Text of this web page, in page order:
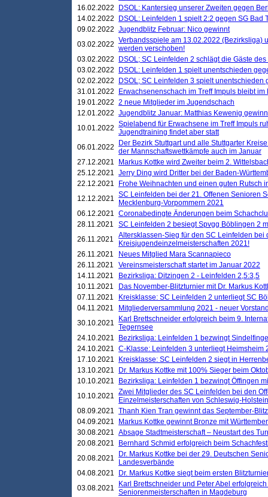
16.02.2022
DSOL: Kantersieg unserer Zweiten gegen
14.02.2022
DSOL: Leinfelden 1 spielt 2:2 gegen SG Bad
09.02.2022 Jugendblitz Februar: Nico gewinnt
03.02.2022 Verbandsspiele am 13.02.2022 (Bezirksliga)
werden verschoben!
03.02.2022
DSOL; SC Leinfelden 2 schlägt die Gäste
03.02.2022
DSOL: Leinfelden 1 spielt unentschieden
02.02.2022
DSOL; SC Leinfelden 3 spielt unentschieden
31.01.2022
Erwachsenenschach im Treff Impuls bleibt
19.01.2022 2 neue Mitglieder im Jugendschach
12.01.2022 Jugendblitz Januar: Matthias Kewenig
10.01.2022 Spielabend für Erwachsene im Treff Impuls
Jugendtraining findet aber statt
06.01.2022
Der Bezirk Stuttgart und alle Stuttgarter
der Mannschaftswettkämpfe auch im Januar
27.12.2021
Markus Kottke wird Zweiter beim 2.
25.12.2021 Jerry Ding wird Dritter bei der Baden-
22.12.2021
Frohe Weihnachten und einen guten Rutsch
12.12.2021 SC Leinfelden bei der 21. Offenen Senioren
Mecklenburg-Vorpommern 2021
06.12.2021 Coronabedingte Änderungen beim
28.11.2021
SC Leinfelden 2 besiegt Spvgg Böblingen 2
26.11.2021
Altersklassen-Sieg für den SC Leinfelden bei
Kreisjugendeinzelmeisterschaften 2021!
26.11.2021
Neues Mitglied Mara Scannapieco
26.11.2021
Vereinsmeisterschaft startet im Januar 2022
14.11.2021
Bezirksliga: Ditzingen 2 - Leinfelden 2,5:3,5
10.11.2021
Das November-Blitzturnier mit Dr. Markus
07.11.2021
Kreisklasse: SC Leinfelden 2 unterliegt SC
04.11.2021
Mitgliederversammlung 2021 - neuer
30.10.2021
Karl Brettschneider erfolgreich beim 9.
Tegernsee
24.10.2021
Bezirksliga: Leinfelden 1 bezwingt
24.10.2021 C-Klasse: Leinfelden 3 unterliegt Heimsheim
17.10.2021
Kreisklasse: SC Leinfelden 2 siegt in
13.10.2021
Dr. Markus Kottke mit 100% Sieger beim
10.10.2021
Bezirksliga: Leinfelden 1 bezwingt Öffingen
10.10.2021 Zwei Mitglieder des SC Leinfelden bei den
Einzelmeisterschaften von Schleswig-
08.09.2021 Thanh Kien Tran gewinnt das September-
04.09.2021
Markus Kottke gewinnt Bronze mit
30.08.2021 Absage Stadtmeisterschaft – Neustart des
20.08.2021
Bernhard Schmid erfolgreich beim
20.08.2021
Dr. Markus Kottke bei der 29. Deutschen
Landesverbände
04.08.2021
Dr. Markus Kottke siegt beim ersten
03.08.2021
Karl Brettschneider und Peter Abel
Seniorenmeisterschaften in Magdeburg